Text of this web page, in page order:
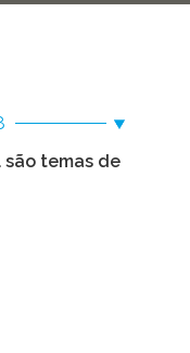
temas de